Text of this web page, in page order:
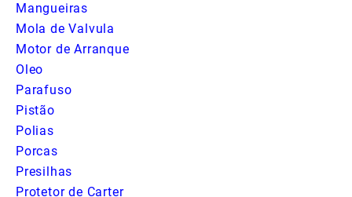
Mangueiras
Mola de Valvula
Motor de Arranque
Oleo
Parafuso
Pistão
Polias
Porcas
Presilhas
Protetor de Carter